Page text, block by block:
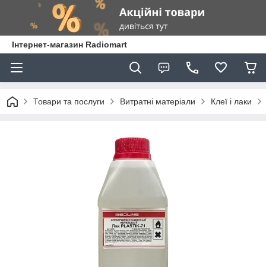
Інтернет-магазин Radiomart
Товари та послуги Витратні матеріали Клеї і лаки